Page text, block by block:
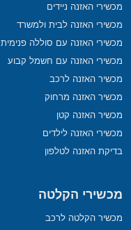
מכשירי האזנה ניידים
מכשירי האזנה לבית ולמשרד
מכשירי האזנה עם סוללה פנימית
מכשירי האזנה עם חשמל קבוע
מכשיר האזנה לרכב
מכשיר האזנה מרחוק
מכשיר האזנה קטן
מכשירי האזנה לילדים
בדיקת האזנה לטלפון
מכשירי הקלטה
מכשיר הקלטה לרכב